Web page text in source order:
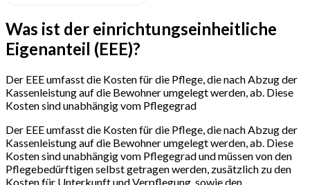
Was ist der einrichtungseinheitliche
Eigenanteil (EEE)?
Der EEE umfasst die Kosten für die Pflege, die nach Abzug der
Kassenleistung auf die Bewohner umgelegt werden, ab. Diese
Kosten sind unabhängig vom Pflegegrad
Der EEE umfasst die Kosten für die Pflege, die nach Abzug der
Kassenleistung auf die Bewohner umgelegt werden, ab. Diese
Kosten sind unabhängig vom Pflegegrad und müssen von den
Pflegebedürftigen selbst getragen werden, zusätzlich zu den
Kosten für Unterkunft und Verpflegung, sowie den